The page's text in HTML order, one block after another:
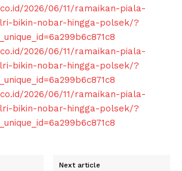
2026/06/11/ramaikan-piala-
bikin-nobar-hingga-polsek/?
2026/06/11/ramaikan-piala-
bikin-nobar-hingga-polsek/?
2026/06/11/ramaikan-piala-
bikin-nobar-hingga-polsek/?
Next article